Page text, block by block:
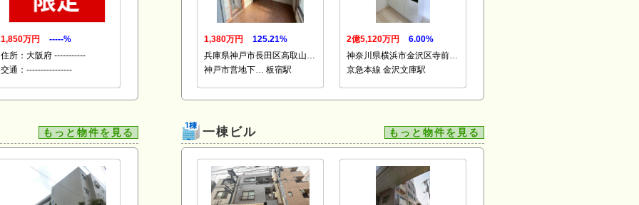
1,850万円
-----%
住所：大阪府 -----------
交通：----------------
1,380万円
125.21%
兵庫県神戸市長田区高取山…
神戸市営地下… 板宿駅
2億5,120万円
6.00%
神奈川県横浜市金沢区寺前…
京急本線 金沢文庫駅
もっと物件を見る 一棟ビル もっと物件を見る